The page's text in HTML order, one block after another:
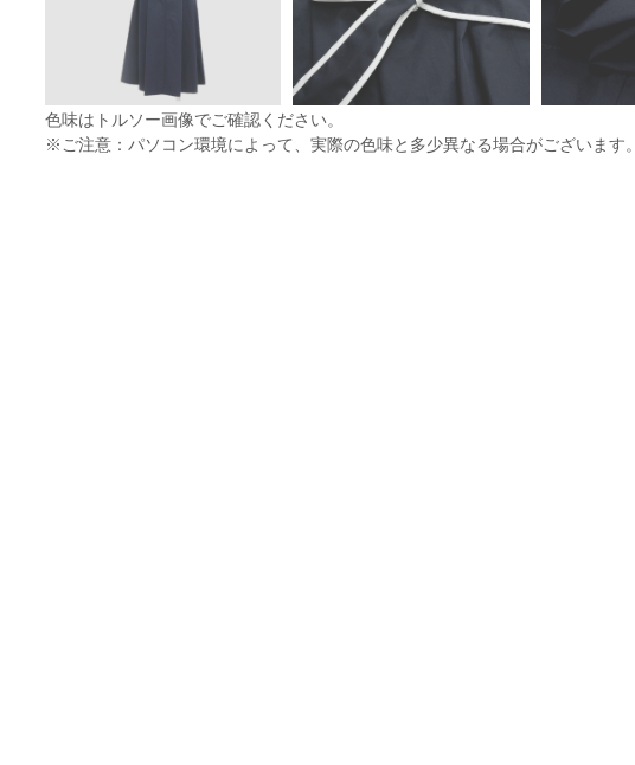
色味はトルソー画像でご確認ください。
※ご注意：パソコン環境によって、実際の色味と多少異なる場合がございます。